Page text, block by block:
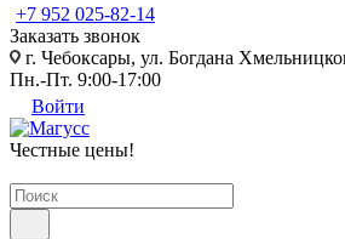
+7 952 025-82-14
Заказать звонок
г. Чебоксары, ул. Богдана
Пн.-Пт. 9:00-17:00
Войти
Честные цены!